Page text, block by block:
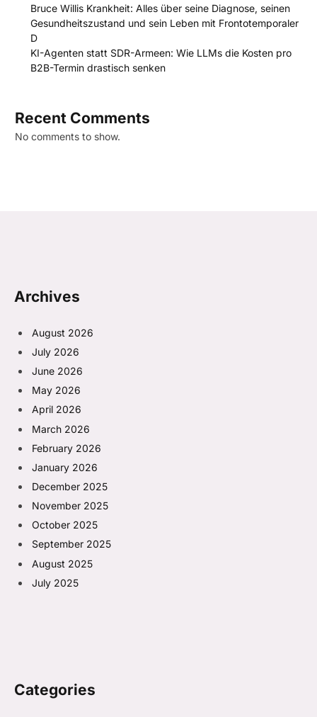
Bruce Willis Krankheit: Alles über seine Diagnose, seinen
Gesundheitszustand und sein Leben mit Frontotemporaler
D
KI-Agenten statt SDR-Armeen: Wie LLMs die Kosten pro
B2B-Termin drastisch senken
Recent Comments
No comments to show.
Archives
August 2026
July 2026
June 2026
May 2026
April 2026
March 2026
February 2026
January 2026
December 2025
November 2025
October 2025
September 2025
August 2025
July 2025
Categories